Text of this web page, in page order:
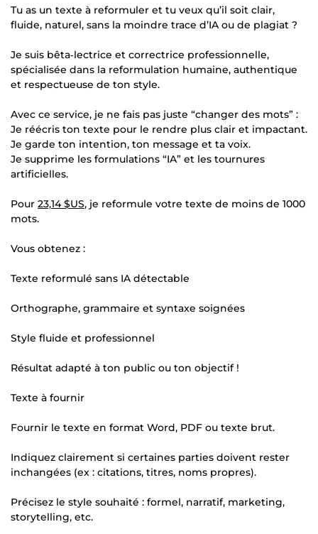
Tu as un texte à reformuler et tu veux qu’il soit clair,
fluide, naturel, sans la moindre trace d’IA ou de plagiat ?
Je suis bêta‑lectrice et correctrice professionnelle,
spécialisée dans la reformulation humaine, authentique
et respectueuse de ton style.
Avec ce service, je ne fais pas juste “changer des mots” :
Je réécris ton texte pour le rendre plus clair et impactant.
Je garde ton intention, ton message et ta voix.
Je supprime les formulations “IA” et les tournures
artificielles.
Pour 23,14 $US, je reformule votre texte de moins de 1000
mots.
Vous obtenez :
Texte reformulé sans IA détectable
Orthographe, grammaire et syntaxe soignées
Style fluide et professionnel
Résultat adapté à ton public ou ton objectif !
Texte à fournir
Fournir le texte en format Word, PDF ou texte brut.
Indiquez clairement si certaines parties doivent rester
inchangées (ex : citations, titres, noms propres).
Précisez le style souhaité : formel, narratif, marketing,
storytelling, etc.